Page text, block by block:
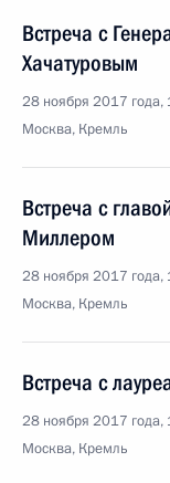
Встреча с
Хачатуровым
28 ноября 2017 года,
Москва, Кремль
Встреча с
Миллером
28 ноября 2017 года,
Москва, Кремль
Встреча с
28 ноября 2017 года,
Москва, Кремль